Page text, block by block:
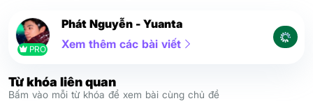
PRO
Phát Nguyễn - Yuanta
Xem thêm các bài viết
Từ khóa liên quan
Bấm vào mỗi từ khóa để xem bài cùng chủ đề